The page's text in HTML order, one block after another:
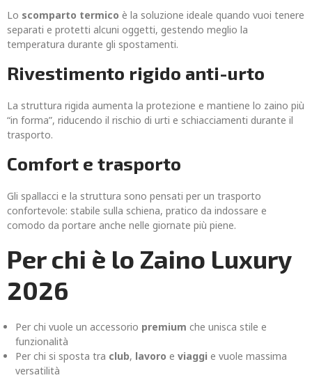
Lo scomparto termico è la soluzione ideale quando vuoi tenere
separati e protetti alcuni oggetti, gestendo meglio la
temperatura durante gli spostamenti.
Rivestimento rigido anti-urto
La struttura rigida aumenta la protezione e mantiene lo zaino più
“in forma”, riducendo il rischio di urti e schiacciamenti durante il
trasporto.
Comfort e trasporto
Gli spallacci e la struttura sono pensati per un trasporto
confortevole: stabile sulla schiena, pratico da indossare e
comodo da portare anche nelle giornate più piene.
Per chi è lo Zaino Luxury
2026
Per chi vuole un accessorio premium che unisca stile e
funzionalità
Per chi si sposta tra club, lavoro e viaggi e vuole massima
versatilità